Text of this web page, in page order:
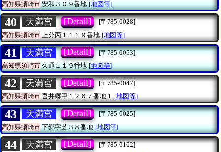
高知県須崎市安和３０９番地 [地図等]
40 天満宮 [Detail]
[〒785-0028]
高知県須崎市 上分丙１１１９番地 [地図等]
41 天満宮 [Detail]
[〒785-0053]
高知県須崎市久通１１９番地 [地図等]
42 天満宮 [Detail]
[〒785-0047]
高知県須崎市吾井郷甲１２６７番地１ [地図等]
43 天満宮 [Detail]
[〒785-0025]
高知県須崎市下郷字芝３８番地 [地図等]
44 天満宮 [Detail]
[〒785-0162]